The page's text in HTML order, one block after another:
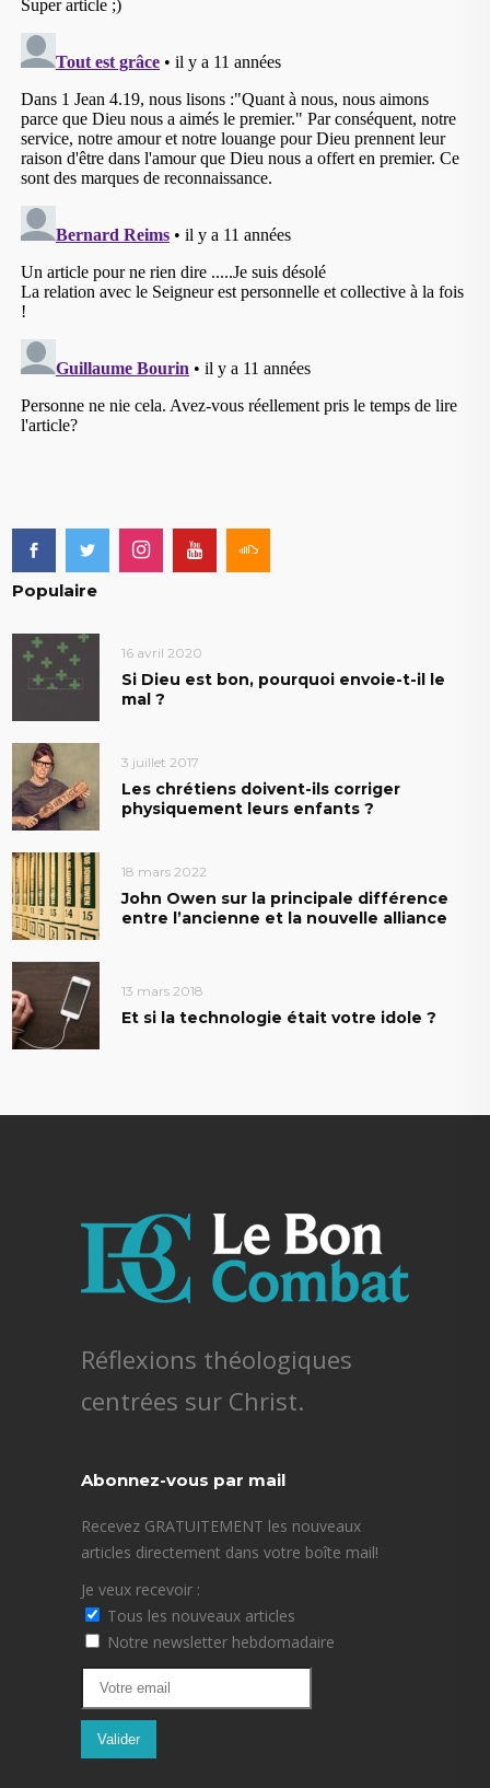
Populaire
16 avril 2020
Si Dieu est bon, pourquoi envoie-t-il le
mal ?
3 juillet 2017
Les chrétiens doivent-ils corriger
physiquement leurs enfants ?
18 mars 2022
John Owen sur la principale différence
entre l’ancienne et la nouvelle alliance
13 mars 2018
Et si la technologie était votre idole ?
Réflexions théologiques
centrées sur Christ.
Abonnez-vous par mail
Recevez GRATUITEMENT les nouveaux
articles directement dans votre boîte mail!
Je veux recevoir :
Tous les nouveaux articles
Notre newsletter hebdomadaire